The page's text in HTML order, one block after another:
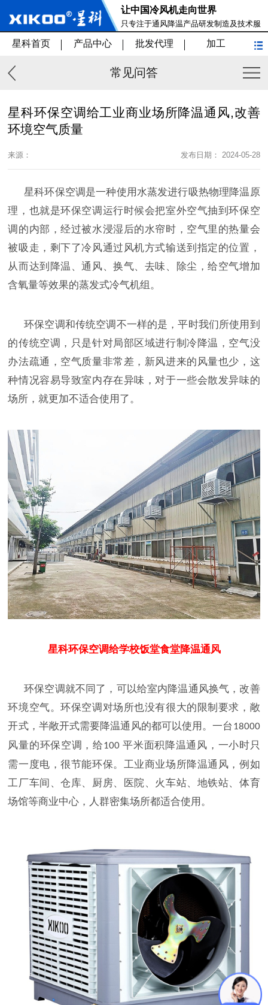
让中国冷风机走向世界
只专注于通风降温产品研发制造及技术服
务
星科首页 产品中心 批发代理 加工
常见问答
星科环保空调给工业商业场所降温通风,改善
环境空气质量
来源： 发布日期： 2024-05-28
星科环保空调是一种使用水蒸发进行吸热物理降温原
理，也就是环保空调运行时候会把室外空气抽到环保空
调的内部，经过被水浸湿后的水帘时，空气里的热量会
被吸走，剩下了冷风通过风机方式输送到指定的位置，
从而达到降温、通风、换气、去味、除尘，给空气增加
含氧量等效果的蒸发式冷气机组。
环保空调和传统空调不一样的是，平时我们所使用到
的传统空调，只是针对局部区域进行制冷降温，空气没
办法疏通，空气质量非常差，新风进来的风量也少，这
种情况容易导致室内存在异味，对于一些会散发异味的
场所，就更加不适合使用了。
星科环保空调给学校饭堂食堂降温通风
环保空调就不同了，可以给室内降温通风换气，改善
环境空气。环保空调对场所也没有很大的限制要求，敞
开式，半敞开式需要降温通风的都可以使用。一台 18000
风量的环保空调，给100 平米面积降温通风，一小时只
需一度电，很节能环保。工业商业场所降温通风，例如
工厂车间、仓库、厨房、医院、火车站、地铁站、体育
场馆等商业中心，人群密集场所都适合使用。